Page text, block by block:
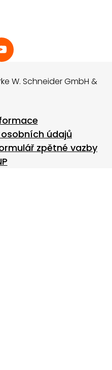
W. Schneider GmbH &
údajů
zpětné vazby